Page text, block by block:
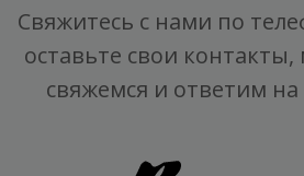
Свяжитесь с нами по
оставьте свои
свяжемся и ответим